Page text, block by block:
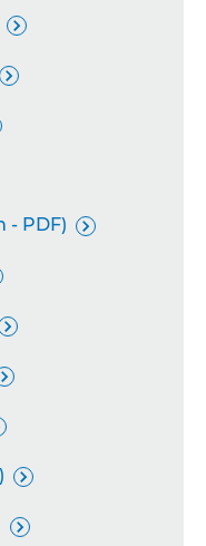


- PDF) 



